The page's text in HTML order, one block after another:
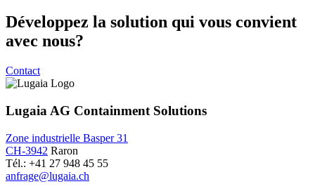
Développez la solution qui vous convient
avec nous?
Contact
Lugaia AG Containment Solutions
Zone industrielle Basper 31
CH-3942 Raron
Tél.: +41 27 948 45 55
anfrage@lugaia.ch